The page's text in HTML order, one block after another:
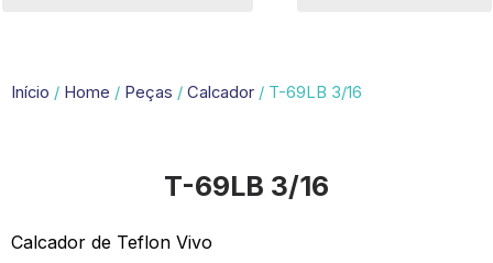
Início / Home / Peças / Calcador / T-69LB 3/16
T-69LB 3/16
Calcador de Teflon Vivo